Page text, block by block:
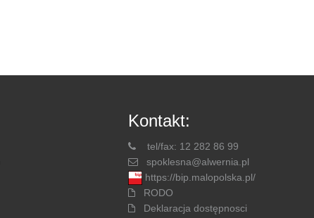
Kontakt:
tel/fax: 12 282 86 99
spoklesna@alwernia.pl
https://bip.malopolska.pl/
RODO
Deklaracja dostępnosci